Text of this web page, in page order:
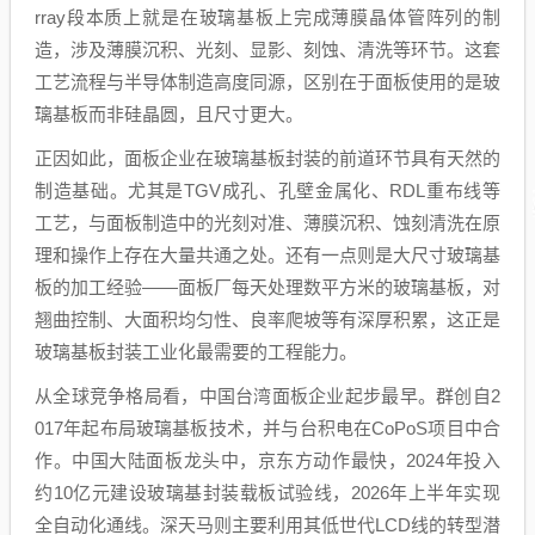
rray段本质上就是在玻璃基板上完成薄膜晶体管阵列的制
造，涉及薄膜沉积、光刻、显影、刻蚀、清洗等环节。这套
工艺流程与半导体制造高度同源，区别在于面板使用的是玻
璃基板而非硅晶圆，且尺寸更大。
正因如此，面板企业在玻璃基板封装的前道环节具有天然的
制造基础。尤其是TGV成孔、孔壁金属化、RDL重布线等
工艺，与面板制造中的光刻对准、薄膜沉积、蚀刻清洗在原
理和操作上存在大量共通之处。还有一点则是大尺寸玻璃基
板的加工经验——面板厂每天处理数平方米的玻璃基板，对
翘曲控制、大面积均匀性、良率爬坡等有深厚积累，这正是
玻璃基板封装工业化最需要的工程能力。
从全球竞争格局看，中国台湾面板企业起步最早。群创自2
017年起布局玻璃基板技术，并与台积电在CoPoS项目中合
作。中国大陆面板龙头中，京东方动作最快，2024年投入
约10亿元建设玻璃基封装载板试验线，2026年上半年实现
全自动化通线。深天马则主要利用其低世代LCD线的转型潜